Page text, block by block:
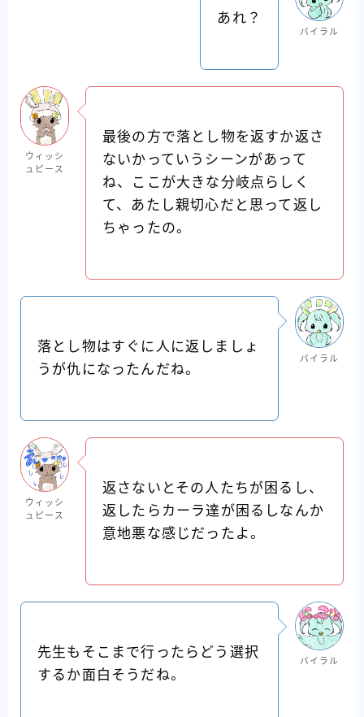
あれ？
バイラル
ウィッシ
ュピース
最後の方で落とし物を返すか返さ
ないかっていうシーンがあって
ね、ここが大きな分岐点らしく
て、あたし親切心だと思って返し
ちゃったの。
落とし物はすぐに人に返しましょ
うが仇になったんだね。
バイラル
ウィッシ
ュピース
返さないとその人たちが困るし、
返したらカーラ達が困るしなんか
意地悪な感じだったよ。
先生もそこまで行ったらどう選択
するか面白そうだね。
バイラル